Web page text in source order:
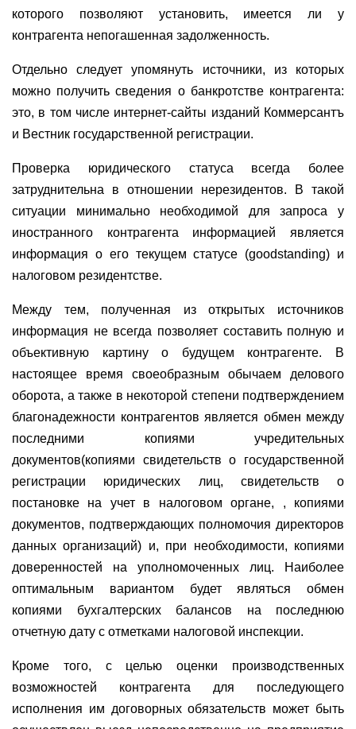
которого позволяют установить, имеется ли у
контрагента непогашенная задолженность.
Отдельно следует упомянуть источники, из которых
можно получить сведения о банкротстве контрагента:
это, в том числе интернет-сайты изданий Коммерсантъ
и Вестник государственной регистрации.
Проверка юридического статуса всегда более
затруднительна в отношении нерезидентов. В такой
ситуации минимально необходимой для запроса у
иностранного контрагента информацией является
информация о его текущем статусе (goodstanding) и
налоговом резидентстве.
Между тем, полученная из открытых источников
информация не всегда позволяет составить полную и
объективную картину о будущем контрагенте. В
настоящее время своеобразным обычаем делового
оборота, а также в некоторой степени подтверждением
благонадежности контрагентов является обмен между
последними копиями учредительных
документов(копиями свидетельств о государственной
регистрации юридических лиц, свидетельств о
постановке на учет в налоговом органе, , копиями
документов, подтверждающих полномочия директоров
данных организаций) и, при необходимости, копиями
доверенностей на уполномоченных лиц. Наиболее
оптимальным вариантом будет являться обмен
копиями бухгалтерских балансов на последнюю
отчетную дату с отметками налоговой инспекции.
Кроме того, с целью оценки производственных
возможностей контрагента для последующего
исполнения им договорных обязательств может быть